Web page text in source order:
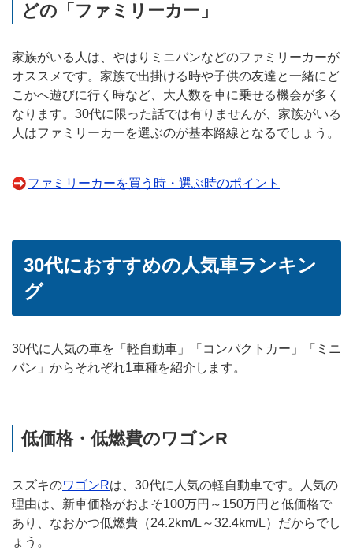
どの「ファミリーカー」
家族がいる人は、やはりミニバンなどのファミリーカーが
オススメです。家族で出掛ける時や子供の友達と一緒にど
こかへ遊びに行く時など、大人数を車に乗せる機会が多く
なります。30代に限った話では有りませんが、家族がいる
人はファミリーカーを選ぶのが基本路線となるでしょう。
ファミリーカーを買う時・選ぶ時のポイント
30代におすすめの人気車ランキン
グ
30代に人気の車を「軽自動車」「コンパクトカー」「ミニ
バン」からそれぞれ1車種を紹介します。
低価格・低燃費のワゴンR
スズキのワゴンRは、30代に人気の軽自動車です。人気の
理由は、新車価格がおよそ100万円～150万円と低価格で
あり、なおかつ低燃費（24.2km/L～32.4km/L）だからでし
ょう。